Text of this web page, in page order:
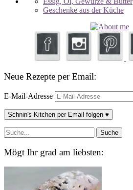
Geschenke aus der Küche
Neue Rezepte per Email:
E-Mail-Adresse
Schnin's Kitchen per Email folgen ♥
Mögt Ihr grad am liebsten: